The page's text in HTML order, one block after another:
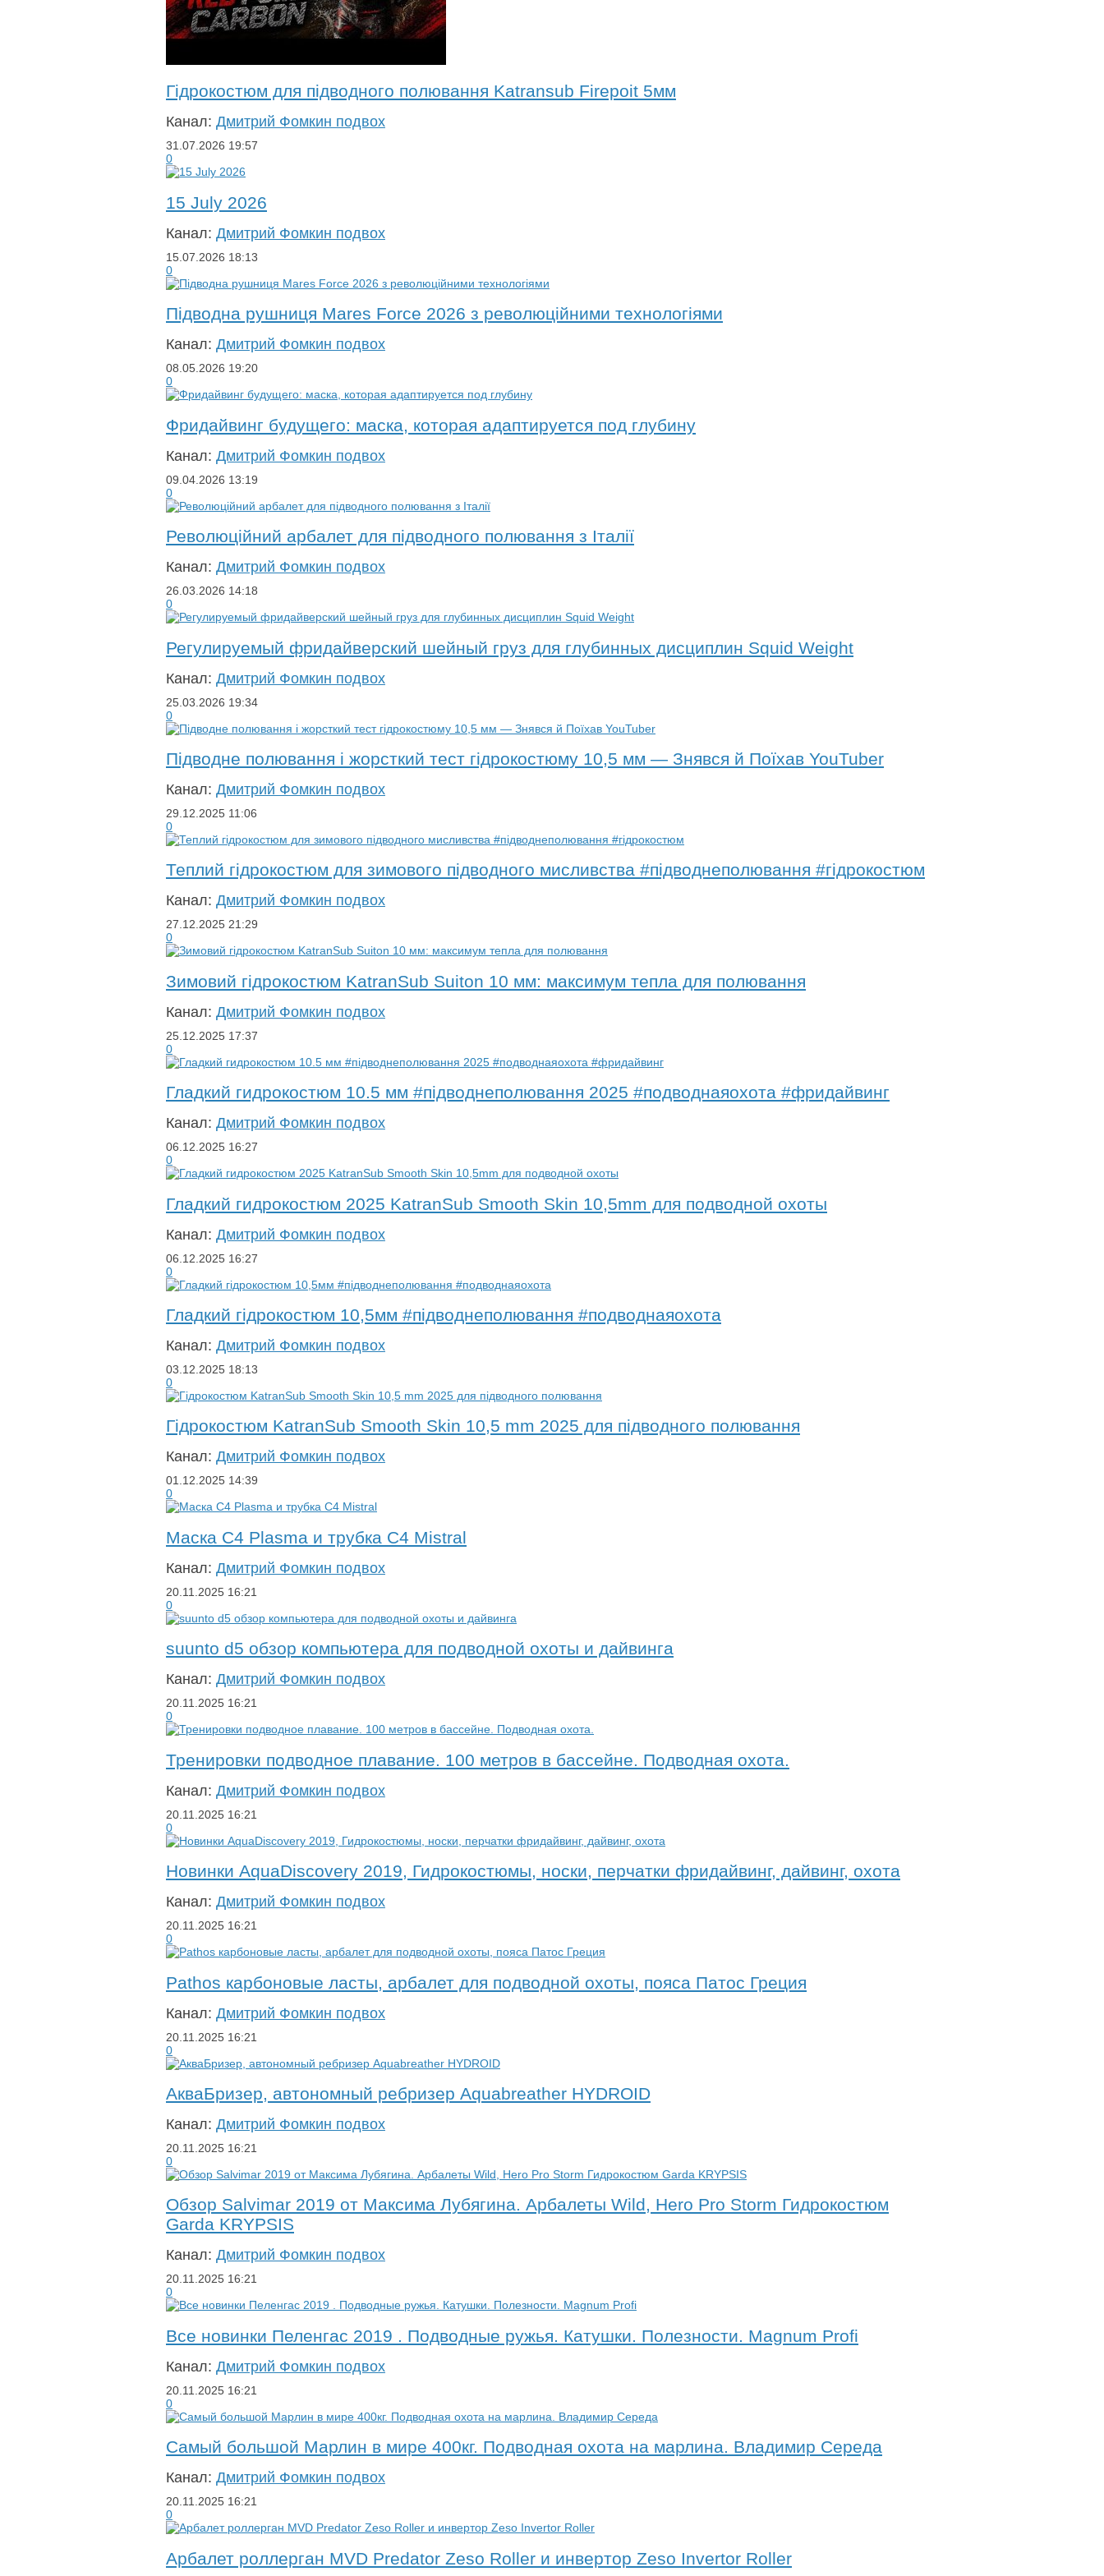
Гідрокостюм для підводного полювання Katransub Firepoit 5мм
Канал: Дмитрий Фомкин подвох
31.07.2026 19:57
0
15 July 2026
Канал: Дмитрий Фомкин подвох
15.07.2026 18:13
0
Підводна рушниця Mares Force 2026 з революційними технологіями
Канал: Дмитрий Фомкин подвох
08.05.2026 19:20
0
Фридайвинг будущего: маска, которая адаптируется под глубину
Канал: Дмитрий Фомкин подвох
09.04.2026 13:19
0
Революційний арбалет для підводного полювання з Італії
Канал: Дмитрий Фомкин подвох
26.03.2026 14:18
0
Регулируемый фридайверский шейный груз для глубинных дисциплин Squid Weight
Канал: Дмитрий Фомкин подвох
25.03.2026 19:34
0
Підводне полювання і жорсткий тест гідрокостюму 10,5 мм — Знявся й Поїхав YouTuber
Канал: Дмитрий Фомкин подвох
29.12.2025 11:06
0
Теплий гідрокостюм для зимового підводного мисливства #підводнеполювання #гідрокостюм
Канал: Дмитрий Фомкин подвох
27.12.2025 21:29
0
Зимовий гідрокостюм KatranSub Suiton 10 мм: максимум тепла для полювання
Канал: Дмитрий Фомкин подвох
25.12.2025 17:37
0
Гладкий гидрокостюм 10.5 мм #підводнеполювання 2025 #подводнаяохота #фридайвинг
Канал: Дмитрий Фомкин подвох
06.12.2025 16:27
0
Гладкий гидрокостюм 2025 KatranSub Smooth Skin 10,5mm для подводной охоты
Канал: Дмитрий Фомкин подвох
06.12.2025 16:27
0
Гладкий гідрокостюм 10,5мм #підводнеполювання #подводнаяохота
Канал: Дмитрий Фомкин подвох
03.12.2025 18:13
0
Гідрокостюм KatranSub Smooth Skin 10,5 mm 2025 для підводного полювання
Канал: Дмитрий Фомкин подвох
01.12.2025 14:39
0
Маска С4 Plasma и трубка С4 Mistral
Канал: Дмитрий Фомкин подвох
20.11.2025 16:21
0
suunto d5 обзор компьютера для подводной охоты и дайвинга
Канал: Дмитрий Фомкин подвох
20.11.2025 16:21
0
Тренировки подводное плавание. 100 метров в бассейне. Подводная охота.
Канал: Дмитрий Фомкин подвох
20.11.2025 16:21
0
Новинки AquaDiscovery 2019, Гидрокостюмы, носки, перчатки фридайвинг, дайвинг, охота
Канал: Дмитрий Фомкин подвох
20.11.2025 16:21
0
Pathos карбоновые ласты, арбалет для подводной охоты, пояса Патос Греция
Канал: Дмитрий Фомкин подвох
20.11.2025 16:21
0
АкваБризер, автономный ребризер Aquabreather HYDROID
Канал: Дмитрий Фомкин подвох
20.11.2025 16:21
0
Обзор Salvimar 2019 от Максима Лубягина. Арбалеты Wild, Hero Pro Storm Гидрокостюм
Garda KRYPSIS
Канал: Дмитрий Фомкин подвох
20.11.2025 16:21
0
Все новинки Пеленгас 2019 . Подводные ружья. Катушки. Полезности. Magnum Profi
Канал: Дмитрий Фомкин подвох
20.11.2025 16:21
0
Самый большой Марлин в мире 400кг. Подводная охота на марлина. Владимир Середа
Канал: Дмитрий Фомкин подвох
20.11.2025 16:21
0
Арбалет роллерган MVD Predator Zeso Roller и инвертор Zeso Invertor Roller